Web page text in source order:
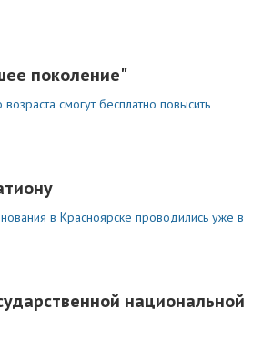
поколение"
смогут бесплатно повысить
в Красноярске проводились уже в
национальной